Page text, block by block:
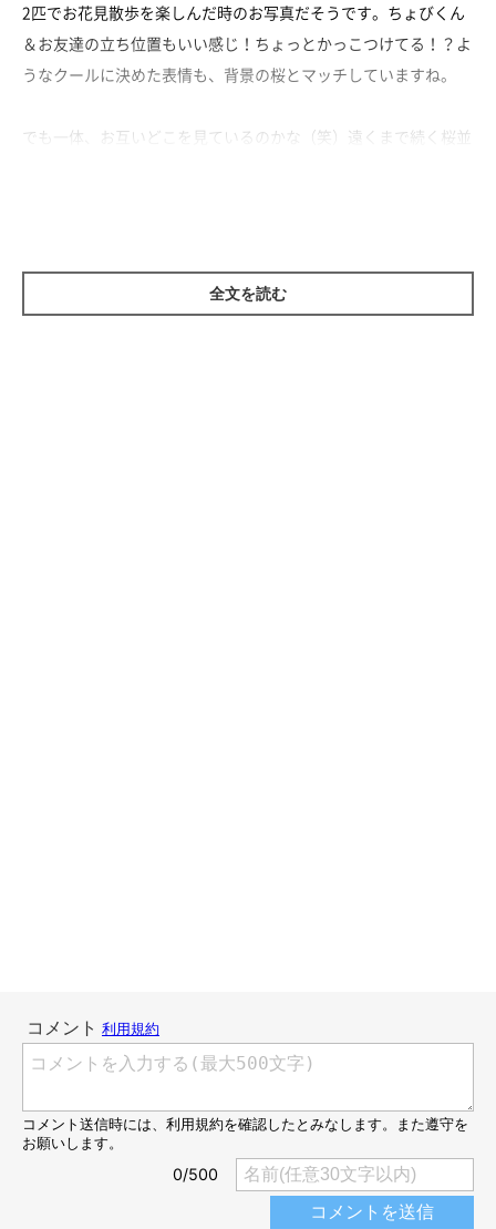
2匹でお花見散歩を楽しんだ時のお写真だそうです。ちょびくん
＆お友達の立ち位置もいい感じ！ちょっとかっこつけてる！？よ
うなクールに決めた表情も、背景の桜とマッチしていますね。
でも一体、お互いどこを見ているのかな（笑）遠くまで続く桜並
それにしても気持ちよさそうに寝ていますね。とても安心してい
るようにも見えます。体のちいさなチワワコンビがキャッキャッ
みてね。
全文を読む